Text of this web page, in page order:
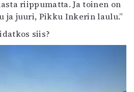
riippumatta. Ja toinen on
ja juuri, Pikku Inkerin laulu.”
siis?